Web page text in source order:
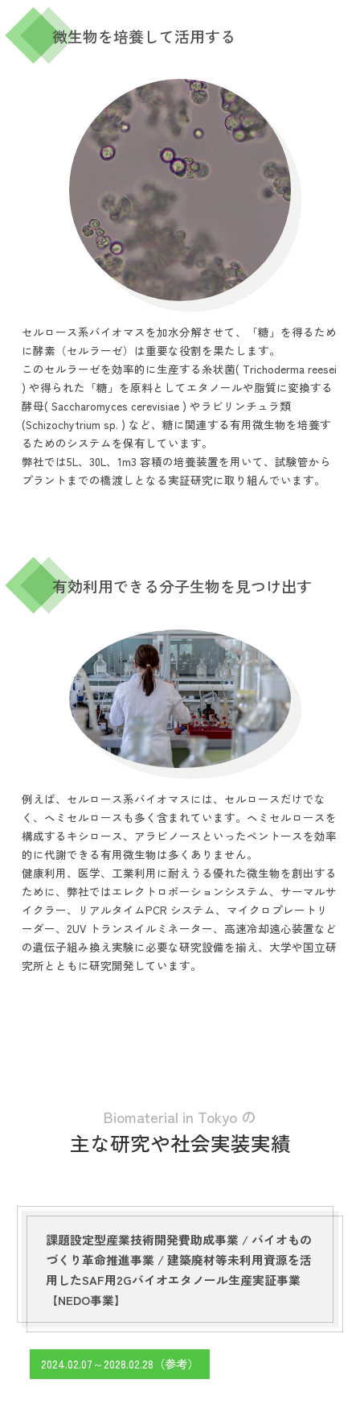
微生物を培養して活用する
セルロース系バイオマスを加水分解させて、「糖」を得るため
に酵素（セルラーゼ）は重要な役割を果たします。
このセルラーゼを効率的に生産する糸状菌( Trichoderma reesei
) や得られた「糖」を原料としてエタノールや脂質に変換する
酵母( Saccharomyces cerevisiae ) やラビリンチュラ類
(Schizochytrium sp. ) など、糖に関連する有用微生物を培養す
るためのシステムを保有しています。
弊社では5L、30L、1m3 容積の培養装置を用いて、試験管から
プラントまでの橋渡しとなる実証研究に取り組んでいます。
有効利用できる分子生物を見つけ出す
例えば、セルロース系バイオマスには、セルロースだけでな
く、ヘミセルロースも多く含まれています。ヘミセルロースを
構成するキシロース、アラビノースといったペントースを効率
的に代謝できる有用微生物は多くありません。
健康利用、医学、工業利用に耐えうる優れた微生物を創出する
ために、弊社ではエレクトロポーションシステム、サーマルサ
イクラー、リアルタイムPCR システム、マイクロプレートリ
ーダー、2UV トランスイルミネーター、高速冷却遠心装置など
の遺伝子組み換え実験に必要な研究設備を揃え、大学や国立研
究所とともに研究開発しています。
Biomaterial in Tokyo の
主な研究や社会実装実績
課題設定型産業技術開発費助成事業 / バイオもの
づくり革命推進事業 / 建築廃材等未利用資源を活
用したSAF用2Gバイオエタノール生産実証事業
【NEDO事業】
2024.02.07～2028.02.28（参考）